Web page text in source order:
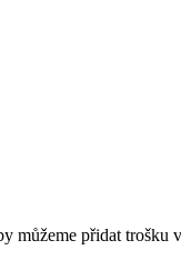
můžeme přidat trošku